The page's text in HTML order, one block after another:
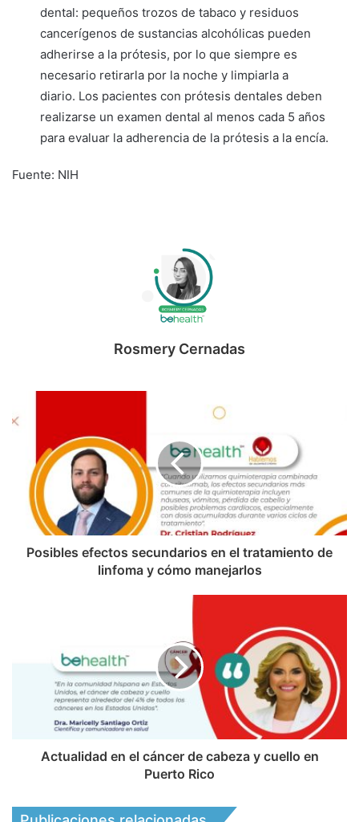
dental: pequeños trozos de tabaco y residuos
cancerígenos de sustancias alcohólicas pueden
adherirse a la prótesis, por lo que siempre es
necesario retirarla por la noche y limpiarla a
diario. Los pacientes con prótesis dentales deben
realizarse un examen dental al menos cada 5 años
para evaluar la adherencia de la prótesis a la encía.
Fuente: NIH
Rosmery Cernadas
Posibles efectos secundarios en el tratamiento de
linfoma y cómo manejarlos
Actualidad en el cáncer de cabeza y cuello en
Puerto Rico